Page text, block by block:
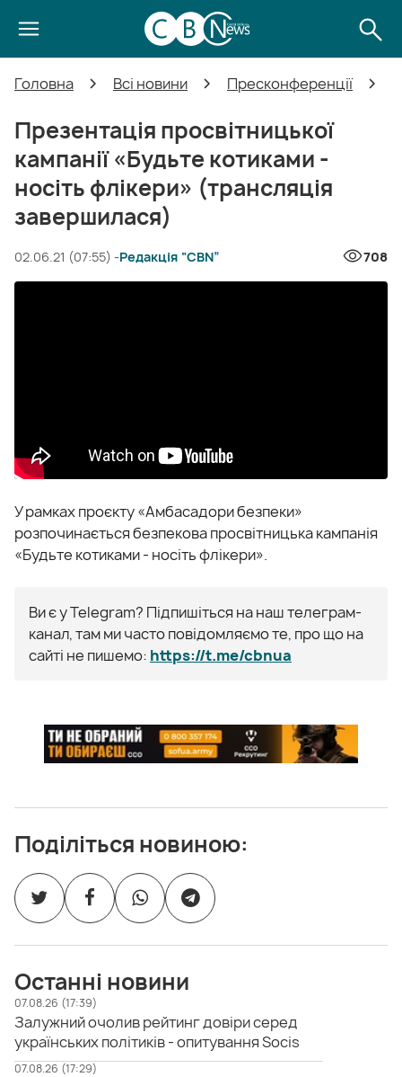
Головна Всі новини Пресконференції
Презентація просвітницької
кампанії «Будьте котиками -
носіть флікери» (трансляція
завершилася)
02.06.21 (07:55) -Редакція “CBN” 708
У рамках проєкту «Амбасадори безпеки»
розпочинається безпекова просвітницька кампанія
«Будьте котиками - носіть флікери».
Ви є у Telegram? Підпишіться на наш телеграм-
канал, там ми часто повідомляємо те, про що на
сайті не пишемо: https://t.me/cbnua
Поділіться новиною:
Останні новини
07.08.26 (17:39)
Залужний очолив рейтинг довіри серед
українських політиків - опитування Socis
07.08.26 (17:29)